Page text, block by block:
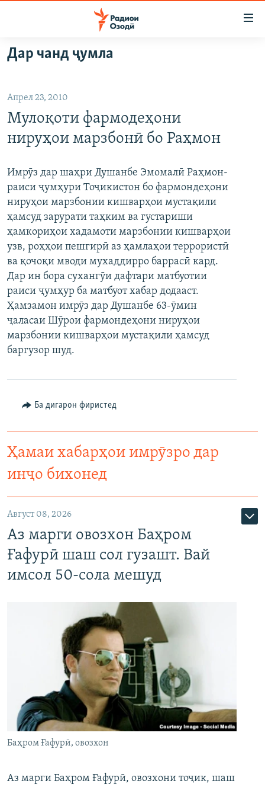
Ҷаҳиш
ба
аслӣ
Ҷаҳиш
ба
феҳристи
Ҷаҳиш
ҷустор
ГӮШАҲО
ҶОМЕА
ҚАЗИЯИ "КРОКУС"
ОСИЁИ МАРКАЗӢ
ФАРҲАНГ
МЕҲМОНИ ОЗОДӢ
ВАРЗИШ
РӮЗГОРИ МУҲОҶИР
САЛОМ, ХОҲАР
ТАҲҚИҚОТ
ҶАНГ ДАР УКРАИНА
НАЗАРИ МАРДУМ
БЛОГИСТОН
ОЗОДӢ ОНЛАЙН
ЧАНДРАСОНАӢ
ВИДЕО
НИГОРИСТОН
ГУЗОРИШҲОИ РАДИОӢ
РӮЙХАТҲО
КИТОБҲОИ ОЗОДӢ
Русский
ПАЙГИРӢ КУНЕД
Ҳамаи сомонаҳои RFE/RL
Дар чанд ҷумла
Апрел 23, 2010
Мулоқоти фармодеҳони
нируҳои марзбонӣ бо Раҳмон
Имрӯз дар шаҳри Душанбе Эмомалӣ Раҳмон-
раиси ҷумҳури Тоҷикистон бо фармондеҳони
нируҳои марзбонии кишварҳои мустақили
ҳамсуд зарурати таҳким ва густариши
ҳамкориҳои хадамоти марзбонии кишварҳои
узв, роҳҳои пешгирӣ аз ҳамлаҳои террористӣ
ва қочоқи мводи мухаддирро баррасӣ кард.
Дар ин бора сухангӯи дафтари матбуотии
раиси ҷумҳур ба матбуот хабар додааст.
Ҳамзамон имрӯз дар Душанбе 63-ӯмин
ҷаласаи Шӯрои фармондеҳони нируҳои
марзбонии кишварҳои мустақили ҳамсуд
баргузор шуд.
Ба дигарон фиристед
Ҳамаи хабарҳои имрӯзро дар
инҷо бихонед
Август 08, 2026
Аз марги овозхон Баҳром
Ғафурӣ шаш сол гузашт. Вай
имсол 50-сола мешуд
Баҳром Ғафурӣ, овозхон
Аз марги Баҳром Ғафурӣ, овозхони тоҷик, шаш